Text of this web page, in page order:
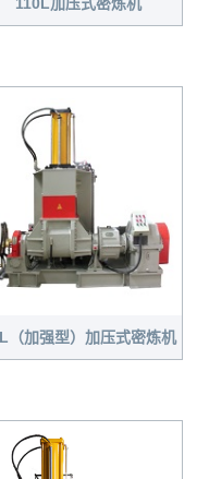
（加强型）加压式密炼机